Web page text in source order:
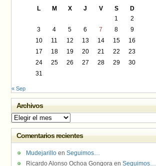
L M X J V S
D
1
2
3
4 5 6 7 8
9
10
11 12 13 14 15
16
17
18 19 20 21 22
23
24
25 26 27 28 29
30
31
« Sep
Archivos
Archivos
Comentarios recientes
Mudejarillo en Seguimos…
Ricardo Alonso Ochoa Gongora en Seguimos…